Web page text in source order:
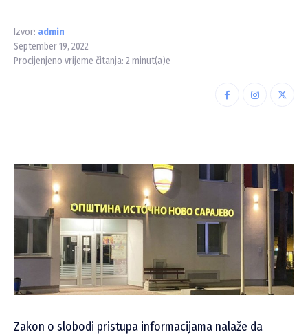
Izvor: admin
September 19, 2022
Procijenjeno vrijeme čitanja: 2 minut(a)e
Zakon o slobodi pristupa informacijama nalaže da